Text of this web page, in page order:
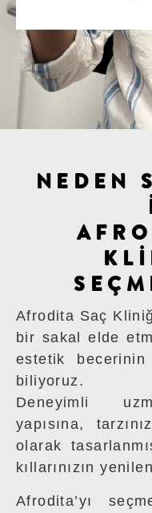
NEDEN
Afrodita Saç
bir sakal elde
estetik
biliyoruz.
Deneyimli
yapısına,
olarak
kıllarınızın
Afrodita’yı